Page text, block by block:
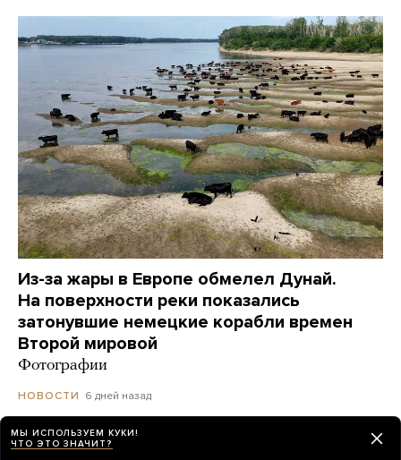
Из-за жары в Европе обмелел Дунай.
На поверхности реки показались
затонувшие немецкие корабли времен
Второй мировой
Фотографии
НОВОСТИ 6 дней назад
МЫ ИСПОЛЬЗУЕМ КУКИ!
ЧТО ЭТО ЗНАЧИТ?